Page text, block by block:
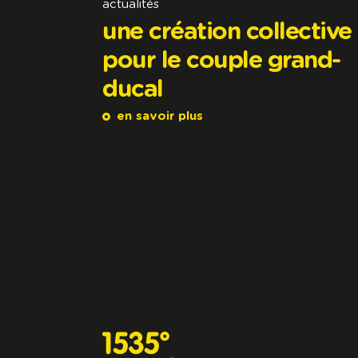
actualités
une création collective
pour le couple grand-
ducal
en savoir plus